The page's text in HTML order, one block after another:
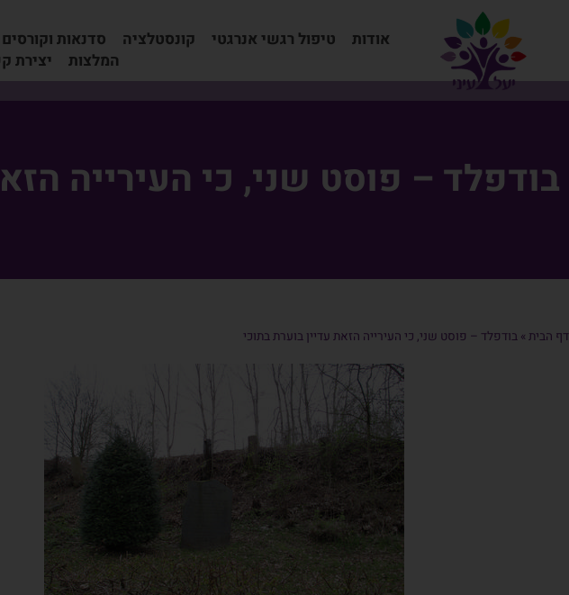
אודות טיפול רגשי אנרגטי קונסטלציה סדנאות וקורסים
המלצות
יצירת
בודפלד – פוסט שני, כי העירייה
דף הבית » בודפלד – פוסט שני, כי העירייה הזאת עדיין בוערת בתוכי